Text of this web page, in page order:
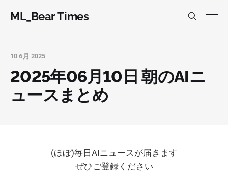
ML_Bear Times
10 6月 2025
2025年06月10日 朝のAIニ
ュースまとめ
(ほぼ)毎日AIニュースが届きます
ぜひご登録ください